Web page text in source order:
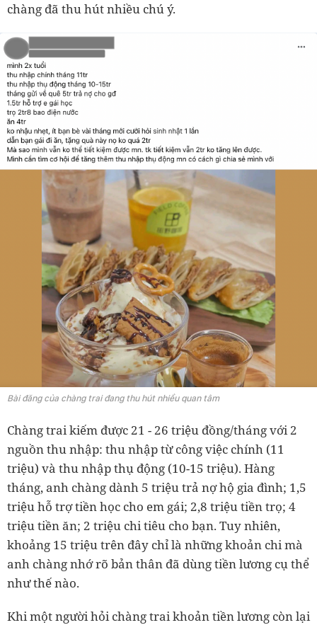
chàng đã thu hút nhiều chú ý.
Bài đăng của chàng trai đang thu hút nhiều quan tâm
Chàng trai kiếm được 21 - 26 triệu đồng/tháng với 2
nguồn thu nhập: thu nhập từ công việc chính (11
triệu) và thu nhập thụ động (10-15 triệu). Hàng
tháng, anh chàng dành 5 triệu trả nợ hộ gia đình; 1,5
triệu hỗ trợ tiền học cho em gái; 2,8 triệu tiền trọ; 4
triệu tiền ăn; 2 triệu chi tiêu cho bạn. Tuy nhiên,
khoảng 15 triệu trên đây chỉ là những khoản chi mà
anh chàng nhớ rõ bản thân đã dùng tiền lương cụ thể
như thế nào.
Khi một người hỏi chàng trai khoản tiền lương còn lại